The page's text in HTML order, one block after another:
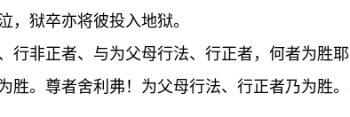
，狱卒亦将彼投入地狱。
行非正者、与为父母行法、行正者，何者为胜耶
胜。尊者舍利弗！为父母行法、行正者乃为胜